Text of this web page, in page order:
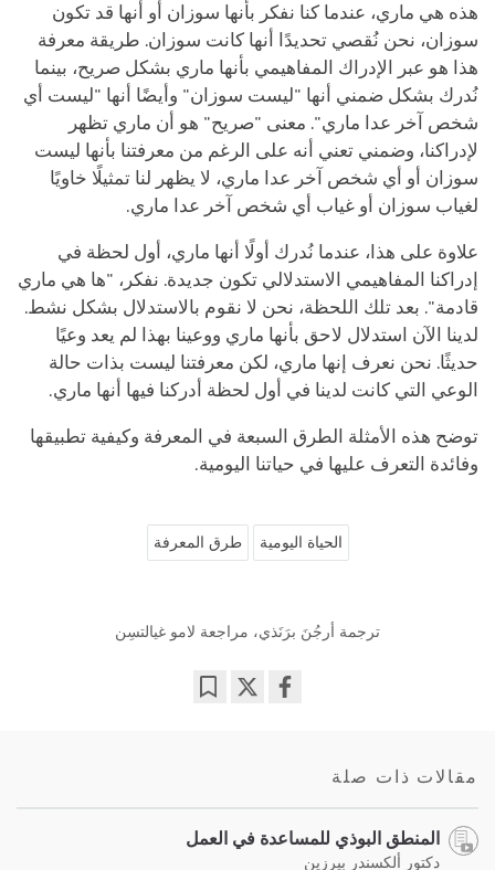
هذه هي ماري، عندما كنا نفكر بأنها سوزان أو أنها قد تكون
سوزان، نحن نُقصي تحديدًا أنها كانت سوزان. طريقة معرفة
هذا هو عبر الإدراك المفاهيمي بأنها ماري بشكل صريح، بينما
نُدرك بشكل ضمني أنها "ليست سوزان" وأيضًا أنها "ليست أي
شخص آخر عدا ماري". معنى "صريح" هو أن ماري تظهر
لإدراكنا، وضمني تعني أنه على الرغم من معرفتنا بأنها ليست
سوزان أو أي شخص آخر عدا ماري، لا يظهر لنا تمثيلًا خاويًا
لغياب سوزان أو غياب أي شخص آخر عدا ماري.
علاوة على هذا، عندما نُدرك أولًا أنها ماري، أول لحظة في
إدراكنا المفاهيمي الاستدلالي تكون جديدة. نفكر، "ها هي ماري
قادمة". بعد تلك اللحظة، نحن لا نقوم بالاستدلال بشكل نشط.
لدينا الآن استدلال لاحق بأنها ماري ووعينا بهذا لم يعد وعيًا
حديثًا. نحن نعرف إنها ماري، لكن معرفتنا ليست بذات حالة
الوعي التي كانت لدينا في أول لحظة أدركنا فيها أنها ماري.
توضح هذه الأمثلة الطرق السبعة في المعرفة وكيفية تطبيقها
وفائدة التعرف عليها في حياتنا اليومية.
الحياة اليومية طرق المعرفة
ترجمة أرجُنَ برَنَذي، مراجعة لامو غیالتسِن
مقالات ذات صلة
المنطق البوذي للمساعدة في العمل
دكتور ألكسندر بيرزين